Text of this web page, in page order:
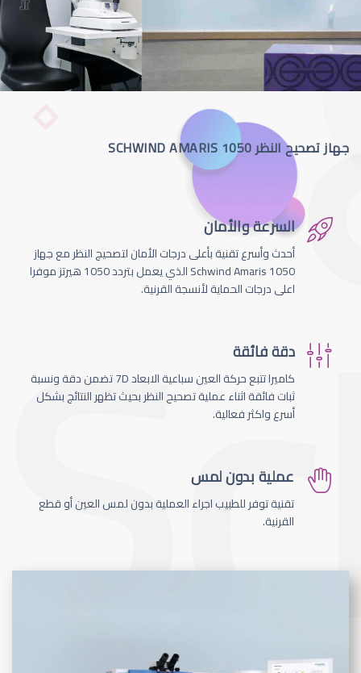
جهاز تصحيح النظر SCHWIND AMARIS 1050
السرعة والأمان
أحدث وأسرع تقنية بأعلى درجات الأمان لتصحيج النظر مع جهاز
Schwind Amaris 1050 الذي يعمل بتردد 1050 هيرتز موفرا
اعلى درجات الحماية لأنسجة القرنية.
دقة فائقة
كاميرا تتبع حركة العين سباعية الابعاد 7D تضمن دقة ونسبة
ثبات فائقة اثناء عملية تصحيح النظر بحيث تظهر النتائج بشكل
أسرع واكثر فعالية.
عملية بدون لمس
تقنية توفر للطبيب اجراء العملية بدون لمس العين أو قطع
القرنية.